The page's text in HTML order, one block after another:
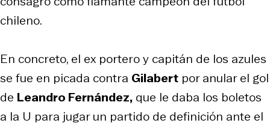
chileno.
En concreto, el ex portero y capitán de los azules
se fue en picada contra Gilabert por anular el gol
de Leandro Fernández, que le daba los boletos
a la U para jugar un partido de definición ante el